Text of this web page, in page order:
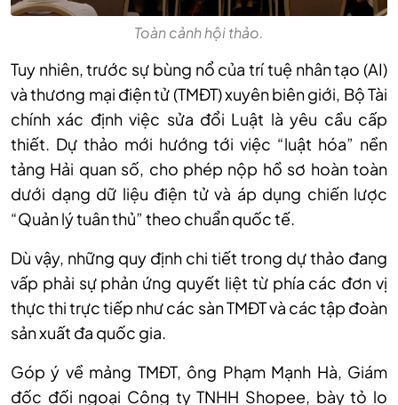
Toàn cảnh hội thảo.
Tuy nhiên, trước sự bùng nổ của trí tuệ nhân tạo (AI)
và thương mại điện tử (TMĐT) xuyên biên giới, Bộ Tài
chính xác định việc sửa đổi Luật là yêu cầu cấp
thiết. Dự thảo mới hướng tới việc “luật hóa” nền
tảng Hải quan số, cho phép nộp hồ sơ hoàn toàn
dưới dạng dữ liệu điện tử và áp dụng chiến lược
“Quản lý tuân thủ” theo chuẩn quốc tế.
Dù vậy, những quy định chi tiết trong dự thảo đang
vấp phải sự phản ứng quyết liệt từ phía các đơn vị
thực thi trực tiếp như các sàn TMĐT và các tập đoàn
sản xuất đa quốc gia.
Góp ý về mảng TMĐT, ông Phạm Mạnh Hà, Giám
đốc đối ngoại Công ty TNHH Shopee, bày tỏ lo